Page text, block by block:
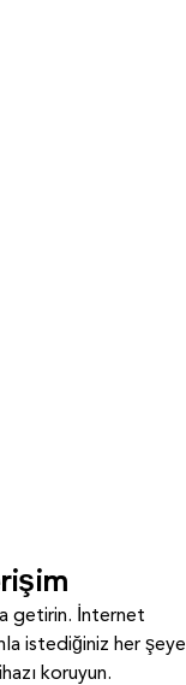
getirin. İnternet
istediğiniz her şeye
koruyun.